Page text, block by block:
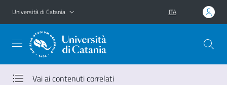
Vai al contenuto principale
Vai al menu di navigazione
Università di Catania ITA
Vai ai contenuti correlati